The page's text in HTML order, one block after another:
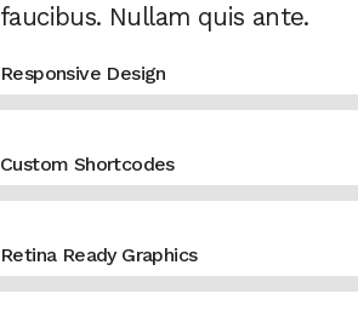
faucibus. Nullam quis ante.
Responsive Design
Custom Shortcodes
Retina Ready Graphics